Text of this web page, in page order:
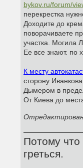
bykov.ru/forum/
перекрестка
Доходите до
поворачиваете
участка. Могила
Ее все знают. по
К месту
сторону
Дымером в
От Киева до
Потому что
греться.